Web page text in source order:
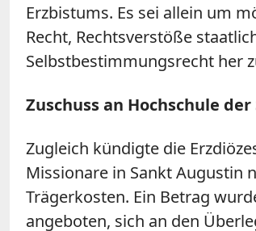
Erzbistums. Es sei allein um
Recht, Rechtsverstöße
Selbstbestimmungsrecht her
Zuschuss an Hochschule
Zugleich kündigte die
Missionare in Sankt Augustin
Trägerkosten. Ein Betrag
angeboten, sich an den